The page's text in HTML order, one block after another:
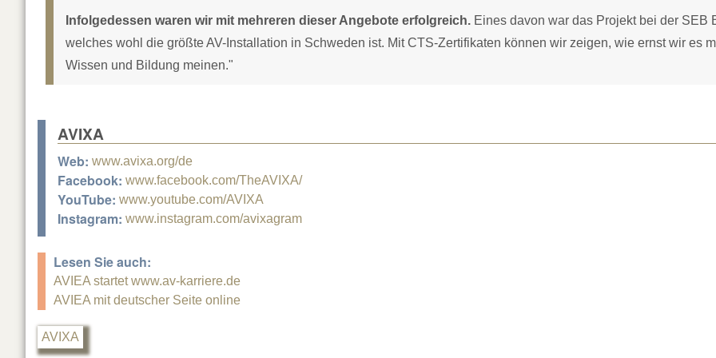
Infolgedessen waren wir mit mehreren dieser Angebote erfolgreich. Eines davon war das Projekt bei der SEB
welches wohl die größte AV-Installation in Schweden ist. Mit CTS-Zertifikaten können wir zeigen, wie ernst wir es
Wissen und Bildung meinen."
AVIXA
Web: www.avixa.org/de
Facebook: www.facebook.com/TheAVIXA/
YouTube: www.youtube.com/AVIXA
Instagram: www.instagram.com/avixagram
Lesen Sie auch:
AVIEA startet www.av-karriere.de
AVIEA mit deutscher Seite online
AVIXA